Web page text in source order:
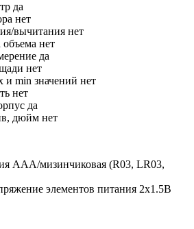
да
нет
вычитания нет
объема нет
да
нет
и min значений нет
нет
да
дюйм нет
AAA/мизинчиковая (R03, LR03,
элементов питания 2х1.5В